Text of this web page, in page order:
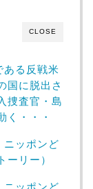
CLOSE
る反戦米
国に脱出さ
捜査官・島
く・・・
ッポンど
リー）
ッポンど